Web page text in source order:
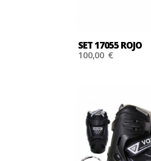
SET 17055 ROJO
100,00 €